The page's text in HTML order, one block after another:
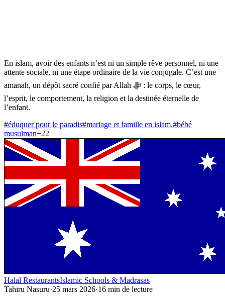
En islam, avoir des enfants n’est ni un simple rêve personnel, ni une
attente sociale, ni une étape ordinaire de la vie conjugale. C’est une
amanah, un dépôt sacré confié par Allah ﷻ : le corps, le cœur,
l’esprit, le comportement, la religion et la destinée éternelle de
l’enfant.
#éduquer pour le paradis#mariage et famille en islam,#bébé
musulman+22
Halal RestaurantsIslamic Schools & Madrasas
Tahiru Nasuru·25 mars 2026·16 min de lecture